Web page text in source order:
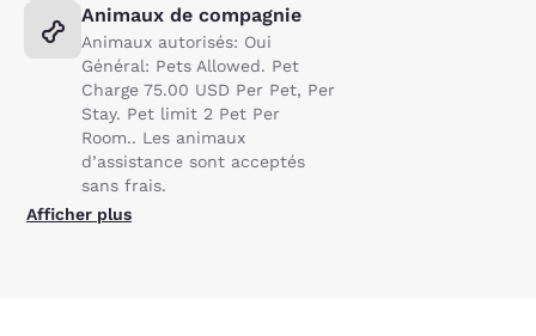
Animaux de compagnie
Animaux autorisés: Oui
Général: Pets Allowed. Pet
Charge 75.00 USD Per Pet, Per
Stay. Pet limit 2 Pet Per
Room.. Les animaux
d’assistance sont acceptés
sans frais.
Afficher plus